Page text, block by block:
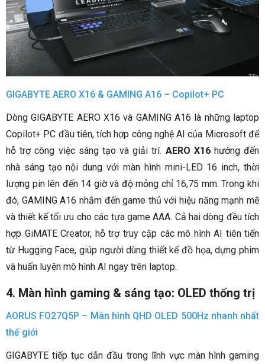
GIGABYTE AERO X16 & GAMING A16 – Copilot+ PC
Dòng GIGABYTE AERO X16 và GAMING A16 là những laptop
Copilot+ PC đầu tiên, tích hợp công nghệ AI của Microsoft để
hỗ trợ công việc sáng tạo và giải trí. AERO X16 hướng đến
nhà sáng tạo nội dung với màn hình mini-LED 16 inch, thời
lượng pin lên đến 14 giờ và độ mỏng chỉ 16,75 mm. Trong khi
đó, GAMING A16 nhắm đến game thủ với hiệu năng mạnh mẽ
và thiết kế tối ưu cho các tựa game AAA. Cả hai dòng đều tích
hợp GiMATE Creator, hỗ trợ truy cập các mô hình AI tiên tiến
từ Hugging Face, giúp người dùng thiết kế đồ họa, dựng phim
và huấn luyện mô hình AI ngay trên laptop.
4. Màn hình gaming & sáng tạo: OLED thống trị
AORUS FO27Q5P – Màn hình QHD OLED 500Hz nhanh nhất
thế giới
GIGABYTE tiếp tục dẫn đầu trong lĩnh vực màn hình gaming